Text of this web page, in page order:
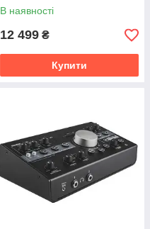
В наявності
12 499 ₴
Купити